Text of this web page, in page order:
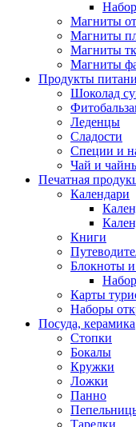
Магниты
Магниты
Магниты
Магниты
Продукты
Шоколад
Леденцы
Сладости
Специи и
Чай и
Печатная
Календари
Книги
Блокноты
Карты
Наборы
Посуда, керамика
Стопки
Бокалы
Кружки
Ложки
Панно
Тарелки